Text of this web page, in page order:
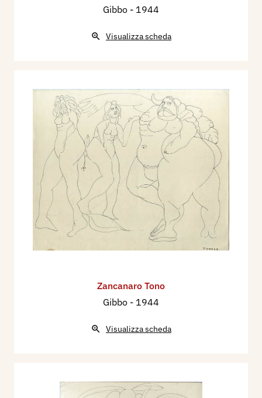
Gibbo - 1944
Visualizza scheda
Zancanaro Tono
Gibbo - 1944
Visualizza scheda